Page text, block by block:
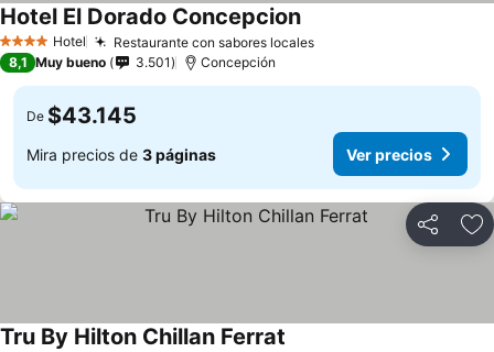
4 EstrellasHotel Restaurante con sabores localesVer precios
Hotel El Dorado ConcepcionVer precios
8,1 Muy bueno 3.501 Concepción
De $43.145
Mira precios de 3 páginas Ver precios
Compartir
Tru By Hilton Chillan Ferrat